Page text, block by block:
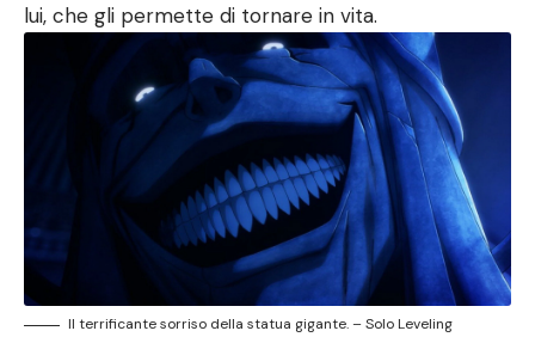
lui, che gli permette di tornare in vita.
Il terrificante sorriso della statua gigante. – Solo Leveling